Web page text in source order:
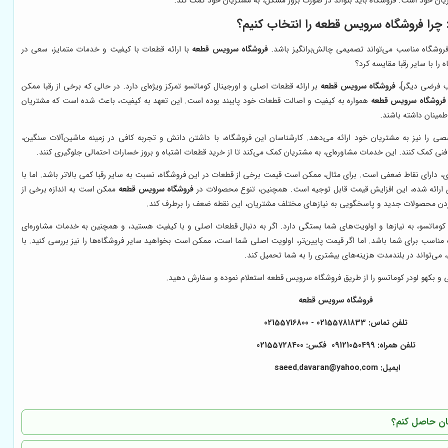
فروشگاه سرویس قطعه را انتخاب کنیم؟
مناسب می‌تواند تصمیمی چالش‌برانگیز باشد.فروشگاه سرویس قطعه با ارائه قطعات با کیفیت و خدمات متمایز، سعی در
با سایر رقبا مقایسه کرد؟
فرضی دیگر]، فروشگاه سرویس قطعه بر ارائه قطعات اصلی و اورجینال کوماتسو تمرکز ویژه‌ای دارد. در حالی که برخی از رقبا ممکن
فروشگاه سرویس قطعه همواره به کیفیت و اصالت قطعات خود پایبند بوده است. این تعهد به کیفیت، باعث شده است که مشتریان
داشته باشند.
نیز به مشتریان خود ارائه می‌دهد. کارشناسان این فروشگاه، با داشتن دانش و تجربه کافی در زمینه ماشین‌آلات سنگین،
کمک کنند. این خدمات مشاوره‌ای، به مشتریان کمک می‌کند تا از خرید قطعات اشتباه و بروز خسارات احتمالی جلوگیری کنند.
دارای نقاط ضعفی است. برای مثال، ممکن است قیمت برخی از قطعات در این فروشگاه، نسبت به سایر رقبا کمی بالاتر باشد. اما با
شده، این افزایش قیمت قابل توجیه است. همچنین، تنوع محصولات در فروشگاه سرویس قطعه ممکن است به اندازه برخی از
کردن محصولات جدید و پاسخگویی به نیازهای مختلف مشتریان، این نقطه ضعف را برطرف کند.
به نیازها و اولویت‌های شما بستگی دارد. اگر به دنبال قطعات اصلی و با کیفیت هستید، و همچنین به خدمات مشاوره‌ای
برای شما باشد. اما اگر قیمت پایین‌تر، اولویت اصلی شما است، ممکن است بخواهید سایر فروشگاه‌ها را نیز بررسی کنید. با
در بلندمدت هزینه‌های بیشتری را به شما تحمیل کند.
و بکهو لودر کوماتسو را از طریق فروشگاه سرویس قطعه استعلام نموده و سفارش دهید.
فروشگاه سرویس قطعه
تلفن تماس: 02155781833 - 02155716800
تلفن همراه: 09121050499 فکس: 02155728400
ایمیل: saeed.davaran@yahoo.com
حاصل کنم؟